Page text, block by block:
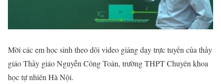
Mời các em học sinh theo dõi video giảng dạy trực tuyến của thầy
giáo Thầy giáo Nguyễn Công Toản, trường THPT Chuyên khoa
học tự nhiên Hà Nội.